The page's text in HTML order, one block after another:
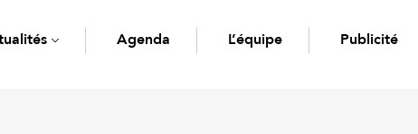
Agenda L’équipe Publicité